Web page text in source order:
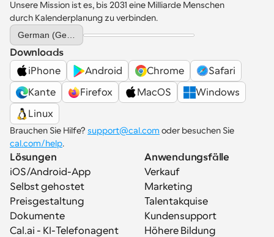
Unsere Mission ist es, bis 2031 eine Milliarde Menschen
durch Kalenderplanung zu verbinden.
Select Language
Downloads
iPhone
Android Chrome
Safari
Kante
Firefox MacOS
Windows
Linux
Brauchen Sie Hilfe? support@cal.com
cal.com/help.
Lösungen
iOS/Android-App
Selbst gehostet
Preisgestaltung
Dokumente
Cal.ai - KI-Telefonagent
Anwendungsfälle
Verkauf
Marketing
Talentakquise
Kundensupport
Höhere Bildung